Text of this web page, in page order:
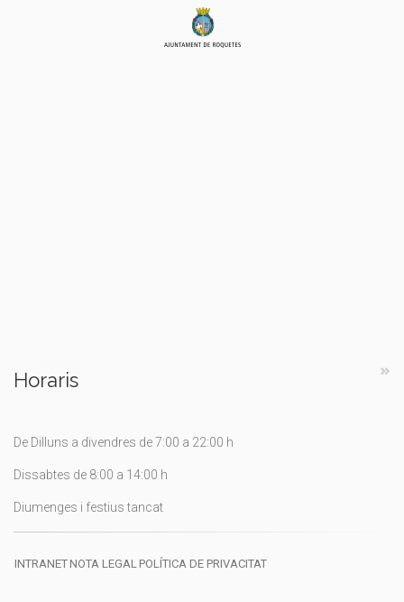
Horaris
De Dilluns a divendres de 7:00 a 22:00 h
Dissabtes de 8:00 a 14:00 h
Diumenges i festius tancat
INTRANET NOTA LEGAL POLÍTICA DE PRIVACITAT